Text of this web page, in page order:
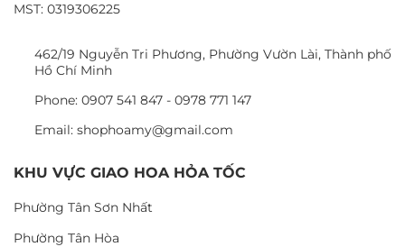
MST: 0319306225
462/19 Nguyễn Tri Phương, Phường Vườn Lài, Thành phố
Hồ Chí Minh
Phone: 0907 541 847 - 0978 771 147
Email: shophoamy@gmail.com
KHU VỰC GIAO HOA HỎA TỐC
Phường Tân Sơn Nhất
Phường Tân Hòa